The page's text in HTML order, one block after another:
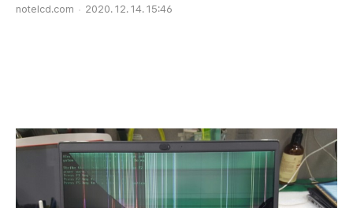
notelcd.com 2020. 12. 14. 15:46